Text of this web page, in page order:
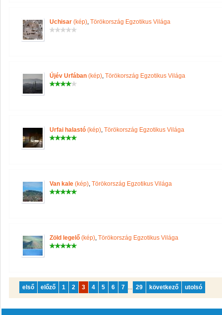
Uchisar (kép), Törökország Egzotikus Világa
Újév Urfában (kép), Törökország Egzotikus Világa
Urfai halastó (kép), Törökország Egzotikus Világa
Van kale (kép), Törökország Egzotikus Világa
Zöld legelő (kép), Törökország Egzotikus Világa
első előző 1 2 3 4 5 6 7 ... 29 következő utolsó